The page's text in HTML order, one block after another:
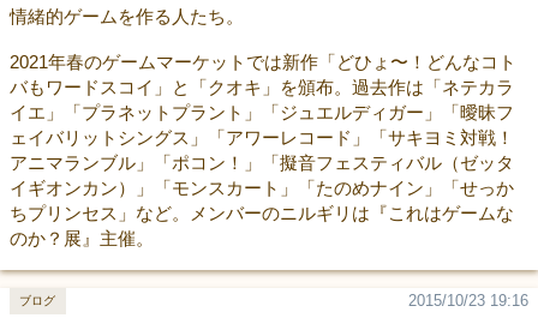
情緒的ゲームを作る人たち。
2021年春のゲームマーケットでは新作「どひょ〜！どんなコト
バもワードスコイ」と「クオキ」を頒布。過去作は「ネテカラ
イエ」「プラネットプラント」「ジュエルディガー」「曖昧フ
ェイバリットシングス」「アワーレコード」「サキヨミ対戦！
アニマランブル」「ポコン！」「擬音フェスティバル（ゼッタ
イギオンカン）」「モンスカート」「たのめナイン」「せっか
ちプリンセス」など。メンバーのニルギリは『これはゲームな
のか？展』主催。
2015/10/23 19:16
ブログ